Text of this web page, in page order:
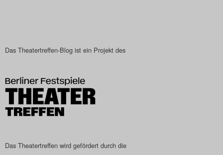
2022
Das Theatertreffen-Blog
2023
Das Theatertreffen-Blog
2024
Das Theatertreffen-Blog ist ein Projekt des
Das Theatertreffen wird gefördert durch die